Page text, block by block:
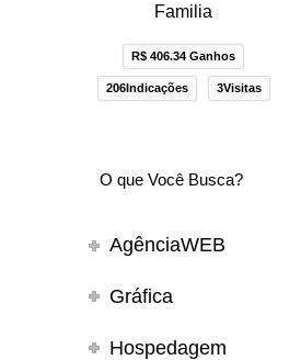
Familia
R$ 406.34 Ganhos
206Indicações 3Visitas
AgênciaWEB
Gráfica
Hospedagem